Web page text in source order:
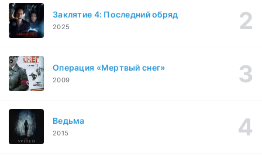
Заклятие 4: Последний обряд
2025
Операция «Мертвый снег»
2009
Ведьма
2015